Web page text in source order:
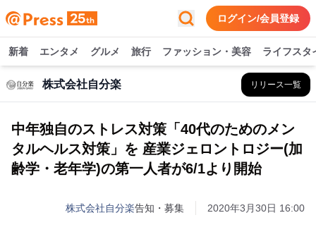
ログイン/会員登録
新着 エンタメ グルメ 旅行 ファッション・美容 ライフスタ
株式会社自分楽 リリース一覧
中年独自のストレス対策「40代のためのメン
タルヘルス対策」を 産業ジェロントロジー(加
齢学・老年学)の第一人者が6/1より開始
株式会社自分楽告知・募集 2020年3月30日 16:00